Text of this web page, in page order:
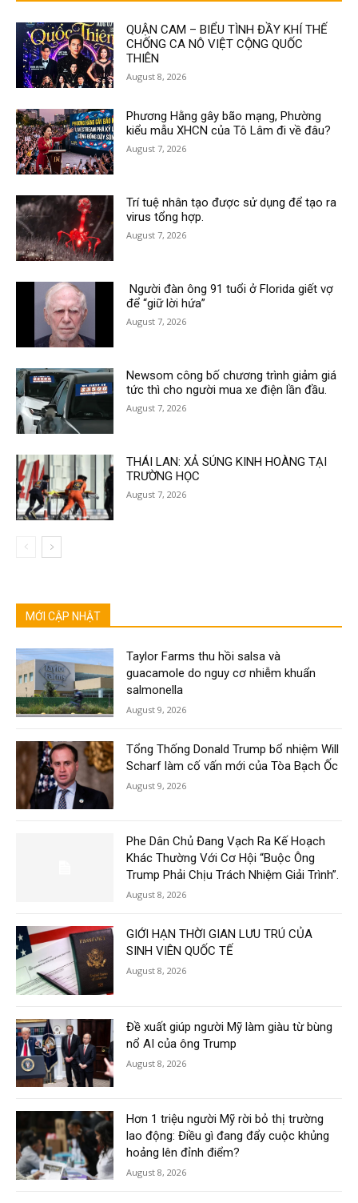
QUẬN CAM – BIỂU TÌNH ĐẦY KHÍ THẾ
CHỐNG CA NÔ VIỆT CỘNG QUỐC
THIÊN
August 8, 2026
Phương Hằng gây bão mạng, Phường
kiểu mẫu XHCN của Tô Lâm đi về đâu?
August 7, 2026
Trí tuệ nhân tạo được sử dụng để tạo ra
virus tổng hợp.
August 7, 2026
Người đàn ông 91 tuổi ở Florida giết vợ
để “giữ lời hứa”
August 7, 2026
Newsom công bố chương trình giảm giá
tức thì cho người mua xe điện lần đầu.
August 7, 2026
THÁI LAN: XẢ SÚNG KINH HOÀNG TẠI
TRƯỜNG HỌC
August 7, 2026
MỚI CẬP NHẬT
Taylor Farms thu hồi salsa và
guacamole do nguy cơ nhiễm khuẩn
salmonella
August 9, 2026
Tổng Thống Donald Trump bổ nhiệm Will
Scharf làm cố vấn mới của Tòa Bạch Ốc
August 9, 2026
Phe Dân Chủ Đang Vạch Ra Kế Hoạch
Khác Thường Với Cơ Hội “Buộc Ông
Trump Phải Chịu Trách Nhiệm Giải Trình”.
August 8, 2026
GIỚI HẠN THỜI GIAN LƯU TRÚ CỦA
SINH VIÊN QUỐC TẾ
August 8, 2026
Đề xuất giúp người Mỹ làm giàu từ bùng
nổ AI của ông Trump
August 8, 2026
Hơn 1 triệu người Mỹ rời bỏ thị trường
lao động: Điều gì đang đẩy cuộc khủng
hoảng lên đỉnh điểm?
August 8, 2026